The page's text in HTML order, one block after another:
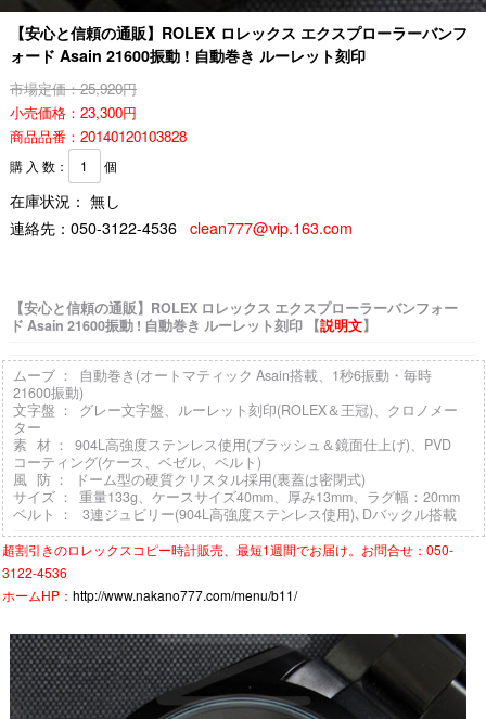
【安心と信頼の通販】ROLEX ロレックス エクスプローラーバンフ
ォード Asain 21600振動 ! 自動巻き ルーレット刻印
市場定価：25,920円
小売価格：23,300円
商品品番：20140120103828
購 入 数： 個
在庫状況： 無し
連絡先： 050-3122-4536 clean777@vip.163.com
【安心と信頼の通販】ROLEX ロレックス エクスプローラーバンフォー
ド Asain 21600振動 ! 自動巻き ルーレット刻印 【説明文】
ムーブ ： 自動巻き(オートマティック Asain搭載、1秒6振動・毎時
21600振動)
文字盤 ： グレー文字盤、ルーレット刻印(ROLEX＆王冠)、クロノメー
ター
素 材 ： 904L高強度ステンレス使用(ブラッシュ＆鏡面仕上げ)、PVD
コーティング(ケース、ベゼル、ベルト)
風 防 ： ドーム型の硬質クリスタル採用(裏蓋は密閉式)
サイズ ： 重量133g、ケースサイズ40mm、厚み13mm、ラグ幅：20mm
ベルト ： 3連ジュビリー(904L高強度ステンレス使用)､Dバックル搭載
超割引きのロレックスコピー時計販売、最短1週間でお届け。お問合せ：050-
3122-4536
ホームHP： http://www.nakano777.com/menu/b11/